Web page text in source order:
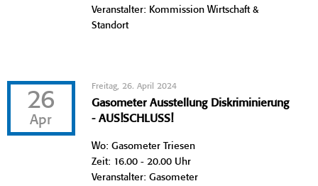
Veranstalter: Kommission Wirtschaft &
Standort
26
Apr
Freitag, 26. April 2024
Gasometer Ausstellung Diskriminierung
- AUS!SCHLUSS!
Wo: Gasometer Triesen
Zeit: 16.00 - 20.00 Uhr
Veranstalter: Gasometer